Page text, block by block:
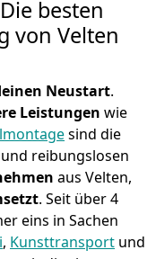
besten
von Velten
Neustart.
Leistungen wie
sind die
reibungslosen
aus Velten,
. Seit über 4
eins in Sachen
, Kunsttransport und